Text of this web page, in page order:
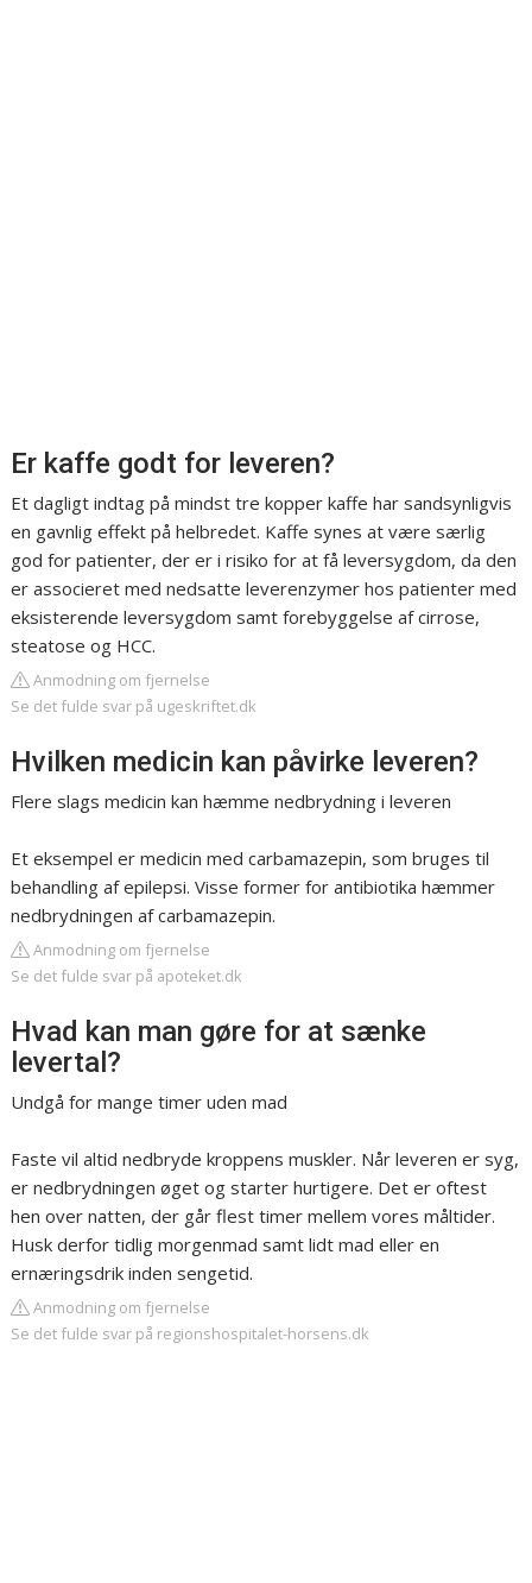
Er kaffe godt for leveren?
Et dagligt indtag på mindst tre kopper kaffe har sandsynligvis
en gavnlig effekt på helbredet. Kaffe synes at være særlig
god for patienter, der er i risiko for at få leversygdom, da den
er associeret med nedsatte leverenzymer hos patienter med
eksisterende leversygdom samt forebyggelse af cirrose,
steatose og HCC.
Anmodning om fjernelse
Se det fulde svar på ugeskriftet.dk
Hvilken medicin kan påvirke leveren?
Flere slags medicin kan hæmme nedbrydning i leveren
Et eksempel er medicin med carbamazepin, som bruges til
behandling af epilepsi. Visse former for antibiotika hæmmer
nedbrydningen af carbamazepin.
Anmodning om fjernelse
Se det fulde svar på apoteket.dk
Hvad kan man gøre for at sænke
levertal?
Undgå for mange timer uden mad
Faste vil altid nedbryde kroppens muskler. Når leveren er syg,
er nedbrydningen øget og starter hurtigere. Det er oftest
hen over natten, der går flest timer mellem vores måltider.
Husk derfor tidlig morgenmad samt lidt mad eller en
ernæringsdrik inden sengetid.
Anmodning om fjernelse
Se det fulde svar på regionshospitalet-horsens.dk